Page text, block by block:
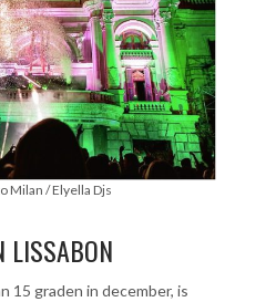
Milan / Elyella Djs
LISSABON
15 graden in december, is